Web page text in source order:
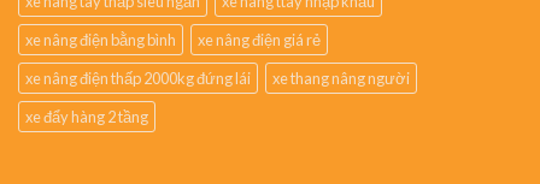
xe nâng điện bằng bình
xe nâng điện giá rẻ
xe nâng điện thấp 2000kg đứng lái
xe thang nâng người
xe đẩy hàng 2 tầng